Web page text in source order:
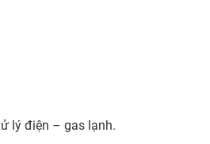
lý điện – gas lạnh.